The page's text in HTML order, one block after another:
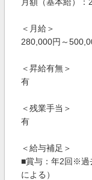
＜月給＞
280,000円～
＜昇給有無＞
有
＜残業手当＞
有
＜給与補足＞
■賞与：年2回※過
による）